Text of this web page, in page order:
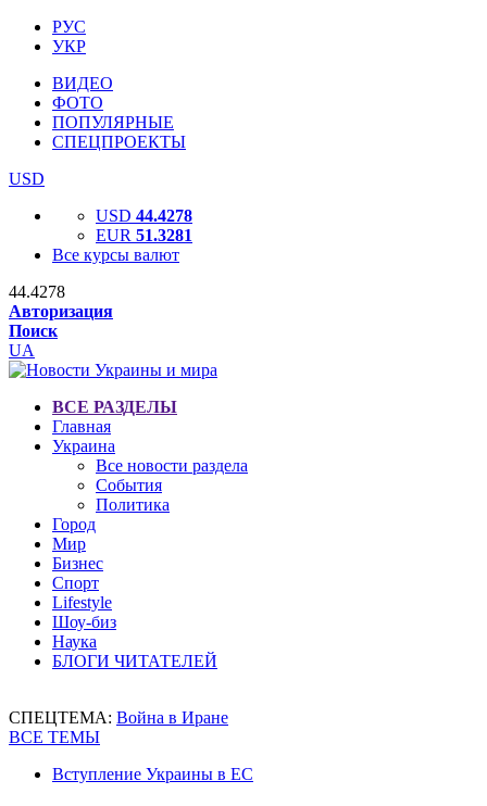
РУС
УКР
ВИДЕО
ФОТО
ПОПУЛЯРНЫЕ
СПЕЦПРОЕКТЫ
USD
USD 44.4278
EUR 51.3281
Все курсы валют
44.4278
Авторизация
Поиск
UA
ВСЕ РАЗДЕЛЫ
Главная
Украина
Все новости раздела
События
Политика
Город
Мир
Бизнес
Спорт
Lifestyle
Шоу-биз
Наука
БЛОГИ ЧИТАТЕЛЕЙ
СПЕЦТЕМА: Война в Иране
ВСЕ ТЕМЫ
Вступление Украины в ЕС